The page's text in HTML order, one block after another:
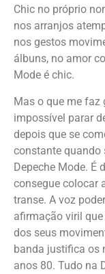
Chic no próprio
nos arranjos
nos gestos
álbuns, no amor
Mode é chic.
Mas o que me faz
impossível parar
depois que se
constante quando
Depeche Mode. É
consegue colocar
transe. A voz
afirmação viril
dos seus
banda justifica os
anos 80. Tudo na